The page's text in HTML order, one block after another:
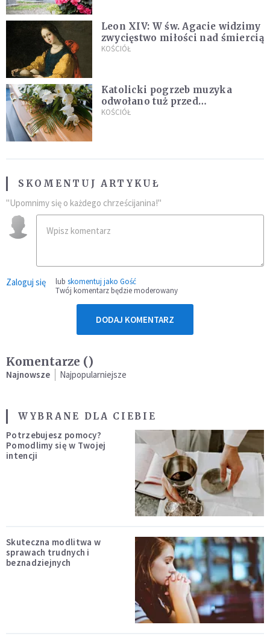
Leon XIV: W św. Agacie widzimy
zwycięstwo miłości nad śmiercią
KOŚCIÓŁ
Katolicki pogrzeb muzyka
odwołano tuż przed
uroczystością. Powodem była
KOŚCIÓŁ
SKOMENTUJ ARTYKUŁ
"Upomnimy się o każdego chrześcijanina!"
Zaloguj się lub skomentuj jako Gość
Twój komentarz będzie moderowany
DODAJ KOMENTARZ
Komentarze ()
Najnowsze Najpopularniejsze
WYBRANE DLA CIEBIE
Potrzebujesz pomocy?
Pomodlimy się w Twojej
intencji
Skuteczna modlitwa w
sprawach trudnych i
beznadziejnych